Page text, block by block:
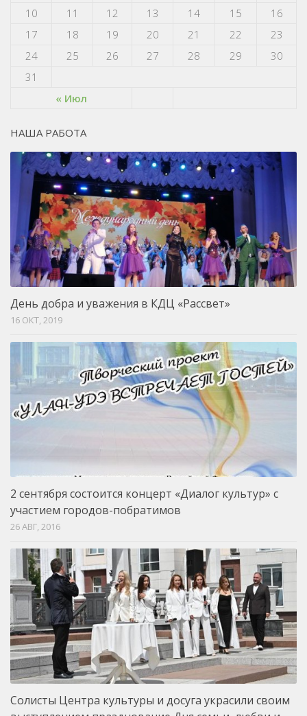
« Июл
10
11 12 13 14 15
16
17
18 19 20 21 22
23
24
25 26 27 28 29
30
31
НАША РАБОТА
День добра и уважения в КДЦ «Рассвет»
16 ОКТ, 2019
2 сентября состоится концерт «Диалог культур» с
участием городов-побратимов
26 АВГ, 2016
Солисты Центра культуры и досуга украсили своим